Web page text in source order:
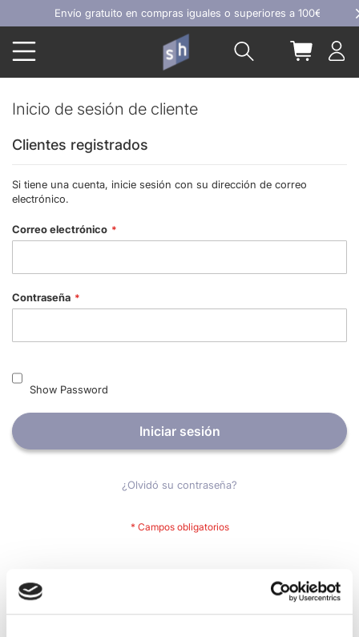
Ir
al
contenido
Envío gratuito en compras iguales o superiores a 100€
Buscar Mi
Inicio de sesión de cliente
Clientes registrados
Si tiene una cuenta, inicie sesión con su dirección de correo
electrónico.
Correo electrónico
Contraseña
Show Password
Iniciar sesión
¿Olvidó su contraseña?
Crear una cuenta tiene muchos beneficios: Pago más rápido,